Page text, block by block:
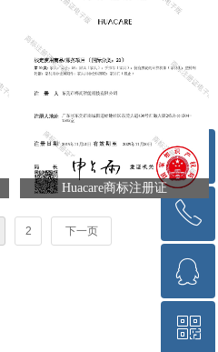
Huacare商标注册证
2 下一页
ꁸ
回到顶部
ꂅ
ꁗ
QQ客服
ꀥ